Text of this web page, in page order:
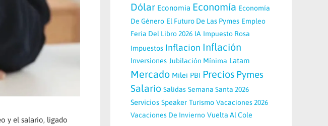
y el salario, ligado
Dólar Economia Economía Economía
De Género El Futuro De Las Pymes Empleo
Feria Del Libro 2026 IA Impuesto Rosa
Impuestos Inflacion Inflación
Inversiones Jubilación Mínima Latam
Mercado Milei PBI Precios Pymes
Salario Salidas Semana Santa 2026
Servicios Speaker Turismo Vacaciones 2026
Vacaciones De Invierno Vuelta Al Cole